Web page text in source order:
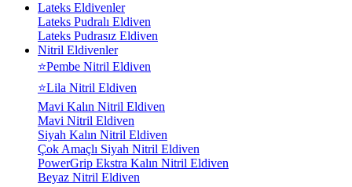
Lateks Eldivenler
Lateks Pudralı Eldiven
Lateks Pudrasız Eldiven
Nitril Eldivenler
⭐Pembe Nitril Eldiven
⭐Lila Nitril Eldiven
Mavi Kalın Nitril Eldiven
Mavi Nitril Eldiven
Siyah Kalın Nitril Eldiven
Çok Amaçlı Siyah Nitril Eldiven
PowerGrip Ekstra Kalın Nitril Eldiven
Beyaz Nitril Eldiven